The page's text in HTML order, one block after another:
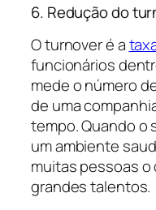
6. Redução do
O turnover é a
funcionários
mede o número
de uma
tempo. Quando o
um ambiente
muitas pessoas
grandes talentos.